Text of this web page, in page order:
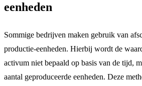
eenheden
Sommige bedrijven maken gebruik van
productie-eenheden. Hierbij wordt de
activum niet bepaald op basis van de tijd,
aantal geproduceerde eenheden. Deze